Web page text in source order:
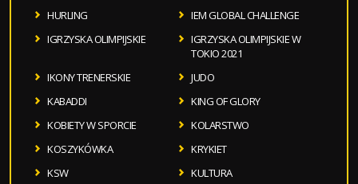
HURLING
IEM GLOBAL CHALLENGE
IGRZYSKA OLIMPIJSKIE
IGRZYSKA OLIMPIJSKIE W
TOKIO 2021
IKONY TRENERSKIE
JUDO
KABADDI
KING OF GLORY
KOBIETY W SPORCIE
KOLARSTWO
KOSZYKÓWKA
KRYKIET
KSW
KULTURA